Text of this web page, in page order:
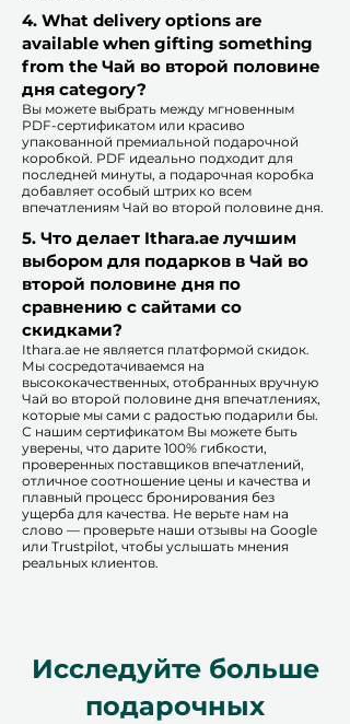
4. What delivery options are
available when gifting something
from the Чай во второй половине
дня category?
Вы можете выбрать между мгновенным
PDF-сертификатом или красиво
упакованной премиальной подарочной
коробкой. PDF идеально подходит для
последней минуты, а подарочная коробка
добавляет особый штрих ко всем
впечатлениям Чай во второй половине дня.​
5. Что делает Ithara.ae лучшим
выбором для подарков в Чай во
второй половине дня по
сравнению с сайтами со
скидками?​
​​Ithara.ae не является платформой скидок.
Мы сосредотачиваемся на
высококачественных, отобранных вручную
Чай во второй половине дня впечатлениях,
которые мы сами с радостью подарили бы.
С нашим сертификатом Вы можете быть
уверены, что дарите 100% гибкости,
проверенных поставщиков впечатлений,
отличное соотношение цены и качества и
плавный процесс бронирования без
ущерба для качества. Не верьте нам на
слово — проверьте наши отзывы на Google
или Trustpilot, чтобы услышать мнения
реальных клиентов.
Исследуйте больше
подарочных